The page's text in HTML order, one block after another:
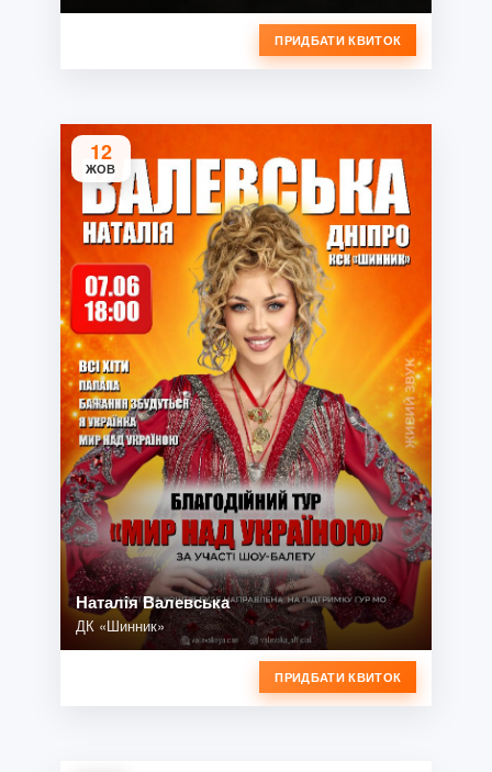
ПРИДБАТИ КВИТОК
12
ЖОВ
Наталія Валевська
ДК «Шинник»
ПРИДБАТИ КВИТОК